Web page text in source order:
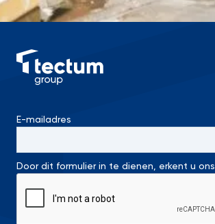
E-mailadres
Door dit formulier in te dienen, erkent u ons